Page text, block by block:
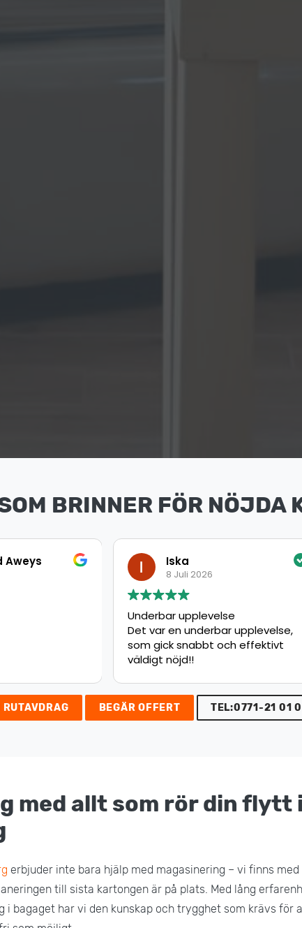
BRINNER FÖR NÖJDA
Ahmed
8 Juli 2026
Jätte nöjd med flytten.
Rekommenderar starkt!
RUTAVDRAG BEGÄR OFFERT TEL:0771-21 01
med allt som rör din flytt i
erbjuder inte bara hjälp med magasinering – vi finns med
till sista kartongen är på plats. Med lång
i bagaget har vi den kunskap och trygghet som krävs för